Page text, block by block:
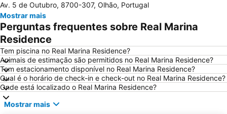
Vilamoura Marina
Praia da Manta Rota
Praia da Ilha da Armona
Balaia Golf Village
Praia da Ilha de Tavira
de Armação de Pera
Aldeia das Açoteias
Montechoro
Fuseta(Mar) Beach
De Vilamoura
Olhos de Água
Estádio Algarve
Inatel Beach
Marina de Albufeira
Av. 5 de Outubro, 8700-307, Olhão, Portugal
Mostrar mais
Perguntas frequentes sobre Real Marina
Residence
Tem piscina no Real Marina Residence?
Animais de estimação são permitidos no Real Marina Residence?
Tem estacionamento disponível no Real Marina Residence?
Qual é o horário de check-in e check-out no Real Marina Residence?
Onde está localizado o Real Marina Residence?
Mostrar mais